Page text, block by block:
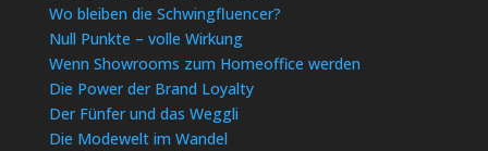
Wo bleiben die Schwingfluencer?
Null Punkte – volle Wirkung
Wenn Showrooms zum Homeoffice werden
Die Power der Brand Loyalty
Der Fünfer und das Weggli
Die Modewelt im Wandel